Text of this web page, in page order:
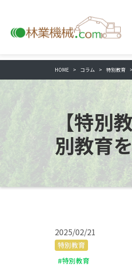
HOME コラム 特別教育
【特別
別教育
2025/02/21
特別教育
#特別教育